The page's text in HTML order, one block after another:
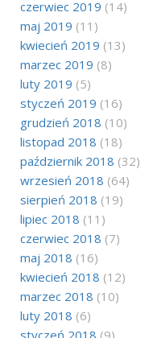
czerwiec 2019 (14)
maj 2019 (11)
kwiecień 2019 (13)
marzec 2019 (8)
luty 2019 (5)
styczeń 2019 (16)
grudzień 2018 (10)
listopad 2018 (18)
październik 2018 (32)
wrzesień 2018 (64)
sierpień 2018 (19)
lipiec 2018 (11)
czerwiec 2018 (7)
maj 2018 (16)
kwiecień 2018 (12)
marzec 2018 (10)
luty 2018 (6)
styczeń 2018 (9)